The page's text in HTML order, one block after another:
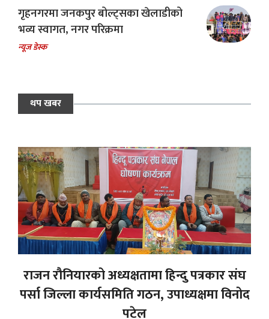
गृहनगरमा जनकपुर बोल्ट्सका खेलाडीको
भव्य स्वागत, नगर परिक्रमा
न्यूज डेस्क
थप खबर
राजन रौनियारको अध्यक्षतामा हिन्दु पत्रकार संघ
पर्सा जिल्ला कार्यसमिति गठन, उपाध्यक्षमा विनोद
पटेल